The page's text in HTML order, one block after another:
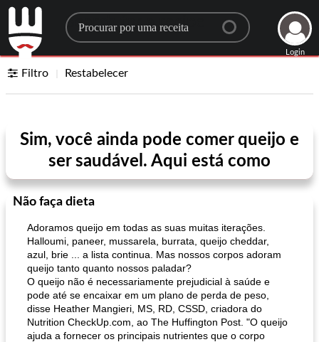
Search for a recipe
Login
Filtro Restabelecer
Sim, você ainda pode comer queijo e
ser saudável. Aqui está como
Não faça dieta
Adoramos queijo em todas as suas muitas iterações.
Halloumi, paneer, mussarela, burrata, queijo cheddar,
azul, brie ... a lista continua. Mas nossos corpos adoram
queijo tanto quanto nossos paladar?
O queijo não é necessariamente prejudicial à saúde e
pode até se encaixar em um plano de perda de peso,
disse Heather Mangieri, MS, RD, CSSD, criadora do
Nutrition CheckUp.com, ao The Huffington Post. "O queijo
ajuda a fornecer os principais nutrientes que o corpo